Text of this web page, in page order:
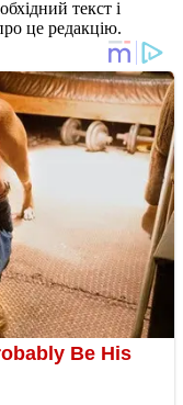
текст і
це редакцію.